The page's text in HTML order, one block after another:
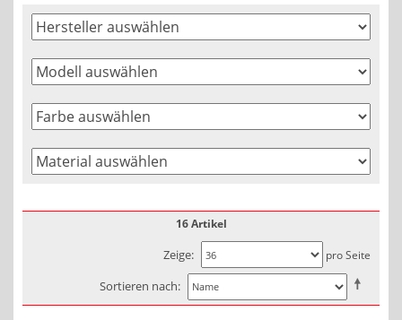
16 Artikel
Zeige pro Seite
Sortieren nach